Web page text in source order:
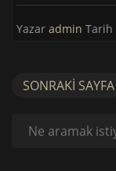
Yazar admin Tarih
SONRAKI SAYFA
Ara